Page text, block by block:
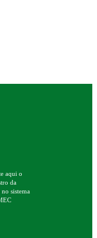
aqui o
da
sistema